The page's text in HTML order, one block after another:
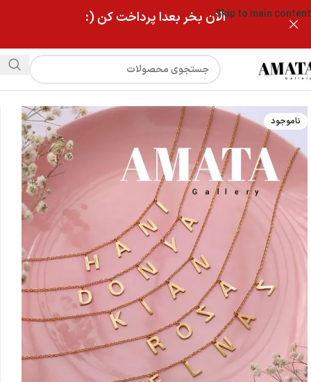
Skip to main contentالان بخر بعدا پرداخت کن (:
فروشگاه گردنبند اسم حروف جدا استیل طلایی
ناموجود